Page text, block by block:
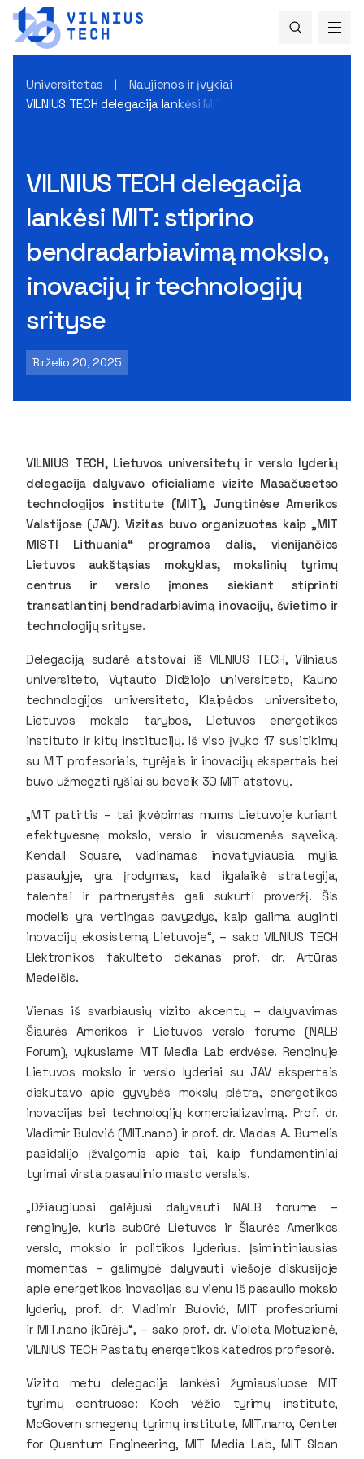
Universitetas
Naujienos ir įvykiai
VILNIUS TECH delegacija lankėsi MIT: stiprino
VILNIUS TECH delegacija
lankėsi MIT: stiprino
bendradarbiavimą mokslo,
inovacijų ir technologijų
srityse
Birželio 20, 2025
VILNIUS TECH, Lietuvos universitetų ir verslo lyderių
delegacija dalyvavo oficialiame vizite Masačusetso
technologijos institute (MIT), Jungtinėse Amerikos
Valstijose (JAV). Vizitas buvo organizuotas kaip „MIT
MISTI Lithuania“ programos dalis, vienijančios
Lietuvos aukštąsias mokyklas, mokslinių tyrimų
centrus ir verslo įmones siekiant stiprinti
transatlantinį bendradarbiavimą inovacijų, švietimo ir
technologijų srityse.
Delegaciją sudarė atstovai iš VILNIUS TECH, Vilniaus
universiteto, Vytauto Didžiojo universiteto, Kauno
technologijos universiteto, Klaipėdos universiteto,
Lietuvos mokslo tarybos, Lietuvos energetikos
instituto ir kitų institucijų. Iš viso įvyko 17 susitikimų
su MIT profesoriais, tyrėjais ir inovacijų ekspertais bei
buvo užmegzti ryšiai su beveik 30 MIT atstovų.
„MIT patirtis – tai įkvėpimas mums Lietuvoje kuriant
efektyvesnę mokslo, verslo ir visuomenės sąveiką.
Kendall Square, vadinamas inovatyviausia mylia
pasaulyje, yra įrodymas, kad ilgalaikė strategija,
talentai ir partnerystės gali sukurti proveržį. Šis
modelis yra vertingas pavyzdys, kaip galima auginti
inovacijų ekosistemą Lietuvoje“, – sako VILNIUS TECH
Elektronikos fakulteto dekanas prof. dr. Artūras
Medeišis.
Vienas iš svarbiausių vizito akcentų – dalyvavimas
Šiaurės Amerikos ir Lietuvos verslo forume (NALB
Forum), vykusiame MIT Media Lab erdvėse. Renginyje
Lietuvos mokslo ir verslo lyderiai su JAV ekspertais
diskutavo apie gyvybės mokslų plėtrą, energetikos
inovacijas bei technologijų komercializavimą. Prof. dr.
Vladimir Bulović (MIT.nano) ir prof. dr. Vladas A. Bumelis
pasidalijo įžvalgomis apie tai, kaip fundamentiniai
tyrimai virsta pasaulinio masto verslais.
„Džiaugiuosi galėjusi dalyvauti NALB forume –
renginyje, kuris subūrė Lietuvos ir Šiaurės Amerikos
verslo, mokslo ir politikos lyderius. Įsimintiniausias
momentas – galimybė dalyvauti viešoje diskusijoje
apie energetikos inovacijas su vienu iš pasaulio mokslo
lyderių, prof. dr. Vladimir Bulović, MIT profesoriumi
ir MIT.nano įkūrėju“, – sako prof. dr. Violeta Motuzienė,
VILNIUS TECH Pastatų energetikos katedros profesorė.
Vizito metu delegacija lankėsi žymiausiuose MIT
tyrimų centruose: Koch vėžio tyrimų institute,
McGovern smegenų tyrimų institute, MIT.nano, Center
for Quantum Engineering, MIT Media Lab, MIT Sloan